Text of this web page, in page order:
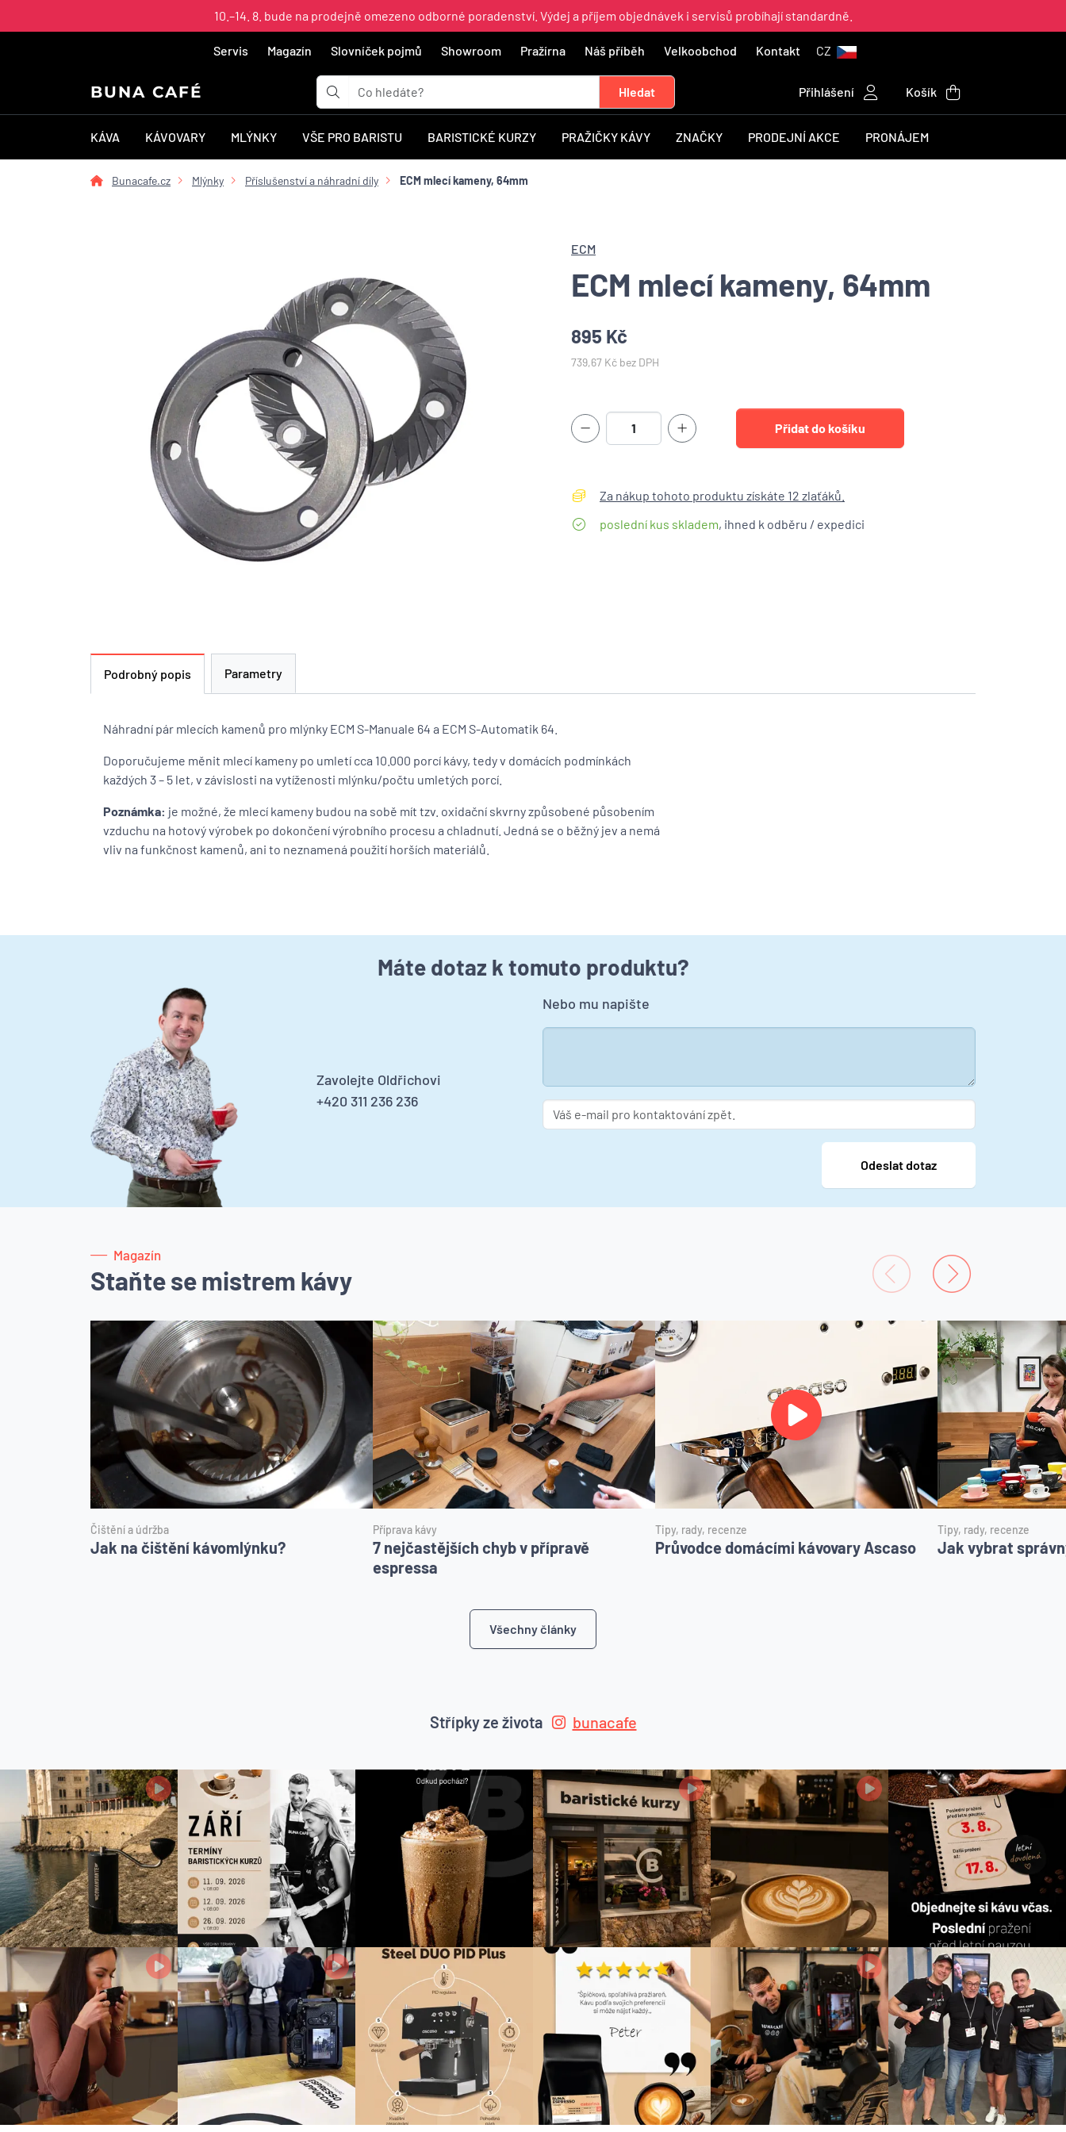
10.–14. 8. bude na prodejně omezeno odborné poradenství. Výdej a příjem objednávek i servisů probíhají standardně.
Servis Magazín Slovníček pojmů Showroom Pražírna Náš příběh Velkoobchod Kontakt CZ
BUNA CAFÉ Přihlášení Košík
KÁVA KÁVOVARY MLÝNKY VŠE PRO BARISTU BARISTICKÉ KURZY PRAŽIČKY KÁVY ZNAČKY PRODEJNÍ AKCE PRONÁJEM
Bunacafe.cz Mlýnky Příslušenství a náhradní díly ECM mlecí kameny, 64mm
ECM
ECM mlecí kameny, 64mm
895 Kč
739,67 Kč bez DPH
Za nákup tohoto produktu získáte 12 zlaťáků.
poslední kus skladem, ihned k odběru / expedici
Podrobný popis Parametry
Náhradní pár mlecích kamenů pro mlýnky ECM S-Manuale 64 a ECM S-Automatik 64.
Doporučujeme měnit mlecí kameny po umletí cca 10.000 porcí kávy, tedy v domácích podmínkách
každých 3 – 5 let, v závislosti na vytíženosti mlýnku/počtu umletých porcí.
Poznámka: je možné, že mlecí kameny budou na sobě mít tzv. oxidační skvrny způsobené působením
vzduchu na hotový výrobek po dokončení výrobního procesu a chladnutí. Jedná se o běžný jev a nemá
vliv na funkčnost kamenů, ani to neznamená použití horších materiálů.
Máte dotaz k tomuto produktu?
Zavolejte Oldřichovi
+420 311 236 236
Nebo mu napište
Magazín
Staňte se mistrem kávy
Čištění a údržba
Jak na čištění kávomlýnku?
Příprava kávy
7 nejčastějších chyb v přípravě
espressa
Tipy, rady, recenze
Průvodce domácími kávovary Ascaso
Tipy, rady, recenze
Jak vybrat
Všechny články
Střípky ze života bunacafe